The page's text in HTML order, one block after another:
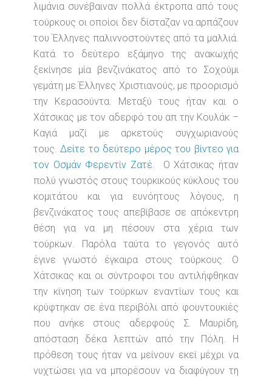
λιμάνια συνέβαιναν πολλά έκτροπα από τους
τούρκους οι οποίοι δεν δίσταζαν να αρπάζουν
του Έλληνες παλιννοστούντες από τα μαλλιά.
Κατά το δεύτερο εξάμηνο της ανακωχής
ξεκίνησε μία βενζινάκατος από το Σοχούμι
γεμάτη με Έλληνες Χριστιανούς, με προορισμό
την Κερασούντα. Μεταξύ τους ήταν και ο
Χάτσικας με τον αδερφό του απ την Κουλάκ –
Καγιά μαζί με αρκετούς συγχωριανούς
τους.Δείτε το δεύτερο μέρος του βίντεο για
τον Οσμάν Φερεντίν Ζατέ.
Ο Χάτσικας ήταν
πολύ γνωστός στους τουρκικούς κύκλους του
κομιτάτου και για ευνόητους λόγους, η
βενζινάκατος τους απεβίβασε σε απόκεντρη
θέση για να μη πέσουν στα χέρια των
τούρκων. Παρόλα ταύτα το γεγονός αυτό
έγινε γνωστό έγκαιρα στους τούρκους. Ο
Χάτσικας και οι σύντροφοι του αντιλήφθηκαν
την κίνηση των τούρκων εναντίων τους και
κρύφτηκαν σε ένα περιβόλι από φουντουκιές
που ανήκε στους αδερφούς Σ. Μαυρίδη,
απόσταση δέκα λεπτών από την Πόλη. Η
πρόθεση τους ήταν να μείνουν εκεί μέχρι να
νυχτώσει για να μπορέσουν να διαφύγουν τη